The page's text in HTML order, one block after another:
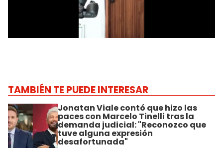
TAMBIÉN TE PUEDE INTERESAR
Jonatan Viale contó que hizo las
paces con Marcelo Tinelli tras la
demanda judicial: "Reconozco que
tuve alguna expresión
desafortunada"